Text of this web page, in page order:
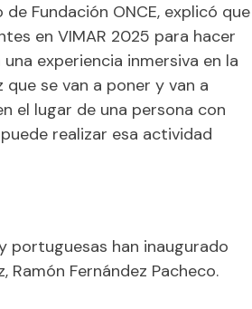
Fundación ONCE, explicó que
en VIMAR 2025 para hacer
experiencia inmersiva en la
se van a poner y van a
el lugar de una persona con
realizar esa actividad
portuguesas han inaugurado
Fernández Pacheco.